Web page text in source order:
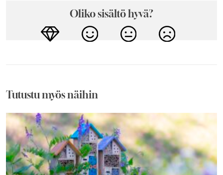
Oliko sisältö hyvä?
Tutustu myös näihin